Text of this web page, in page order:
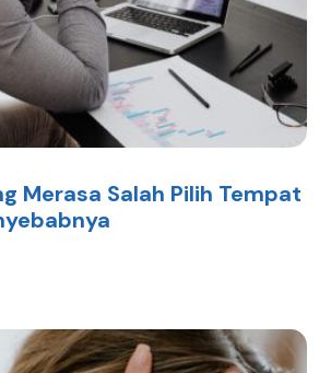
Merasa Salah Pilih Tempat